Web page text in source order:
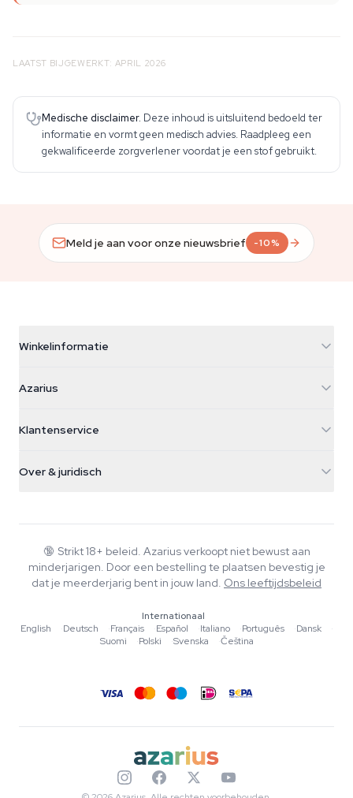
LAATST BIJGEWERKT: APRIL 2026
Medische disclaimer. Deze inhoud is uitsluitend bedoeld ter
informatie en vormt geen medisch advies. Raadpleeg een
gekwalificeerde zorgverlener voordat je een stof gebruikt.
Meld je aan voor onze nieuwsbrief -10%
Winkelinformatie
Galvaniweg 11
Nederland
+31(0)204897914
Azarius
Smokeshop
Klantenservice
Retourbeleid
Veelgestelde vragen
Privacybeleid
Over & juridisch
Wiki
Muziek
Redactionele normen
Tools & Calculators
🔞 Strikt 18+ beleid. Azarius verkoopt niet bewust aan
minderjarigen. Door een bestelling te plaatsen bevestig je
dat je meerderjarig bent in jouw land. Ons leeftijdsbeleid
Internationaal
English
·Deutsch ·Français ·Español ·Italiano ·Português ·Dansk
·
Suomi
·Polski ·Svenska ·Čeština